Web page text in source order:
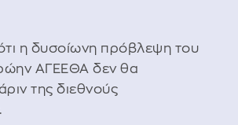
η δυσοίωνη πρόβλεψη του
ΑΓΕΕΘΑ δεν θα
της διεθνούς